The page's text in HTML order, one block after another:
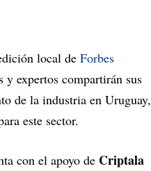
local de Forbes
y expertos compartirán sus
de la industria en Uruguay,
este sector.
con el apoyo de Criptala